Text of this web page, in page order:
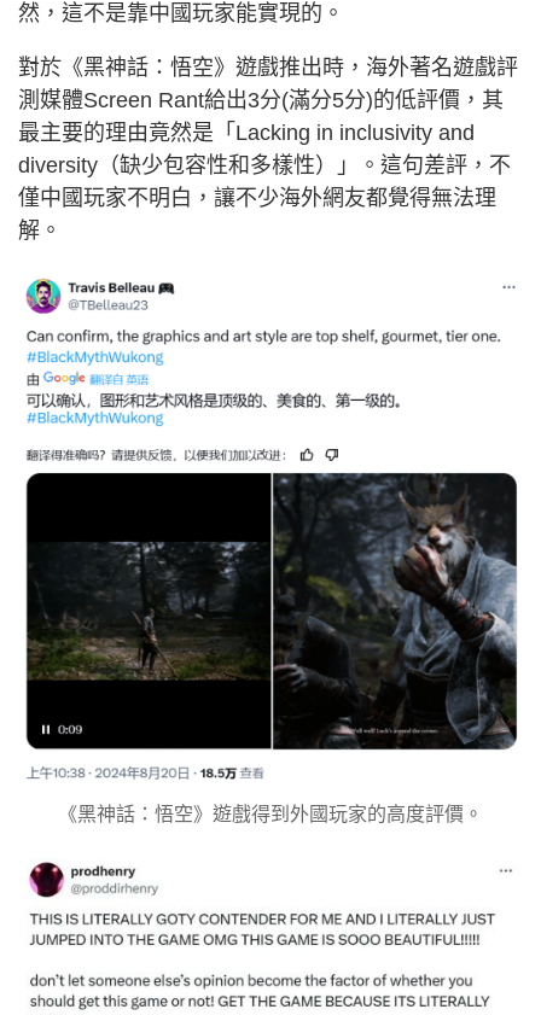
然，這不是靠中國玩家能實現的。
對於《黑神話：悟空》遊戲推出時，海外著名遊戲評
測媒體Screen Rant給出3分(滿分5分)的低評價，其
最主要的理由竟然是「Lacking in inclusivity and
diversity（缺少包容性和多樣性）」。這句差評，不
僅中國玩家不明白，讓不少海外網友都覺得無法理
解。
《黑神話：悟空》遊戲得到外國玩家的高度評價。